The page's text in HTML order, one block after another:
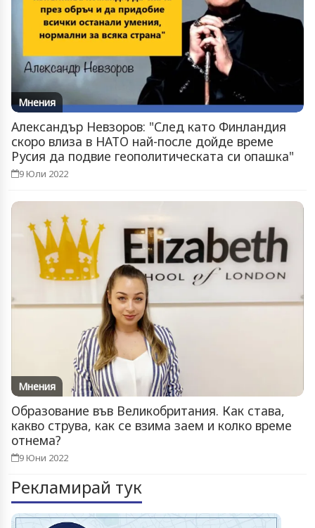
Мнения
Александър Невзоров: "След като Финландия
скоро влиза в НАТО най-после дойде време
Русия да подвие геополитическата си опашка"
9 Юли 2022
Мнения
Образование във Великобритания. Как става,
какво струва, как се взима заем и колко време
отнема?
9 Юни 2022
Рекламирай тук